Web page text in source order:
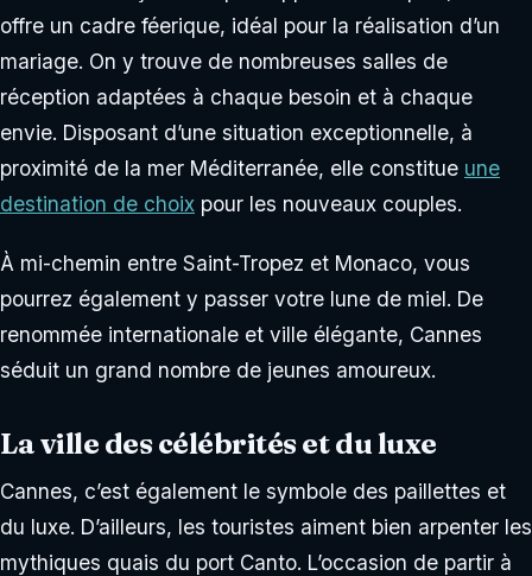
offre un cadre féerique, idéal pour la réalisation d’un
mariage. On y trouve de nombreuses salles de
réception adaptées à chaque besoin et à chaque
envie. Disposant d’une situation exceptionnelle, à
proximité de la mer Méditerranée, elle constitue une
destination de choix pour les nouveaux couples.
À mi-chemin entre Saint-Tropez et Monaco, vous
pourrez également y passer votre lune de miel. De
renommée internationale et ville élégante, Cannes
séduit un grand nombre de jeunes amoureux.
La ville des célébrités et du luxe
Cannes, c’est également le symbole des paillettes et
du luxe. D’ailleurs, les touristes aiment bien arpenter les
mythiques quais du port Canto. L’occasion de partir à